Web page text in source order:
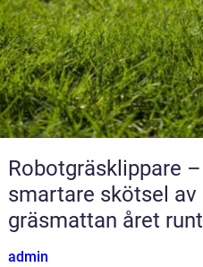
Robotgräsklippare –
smartare skötsel av
gräsmattan året runt
admin